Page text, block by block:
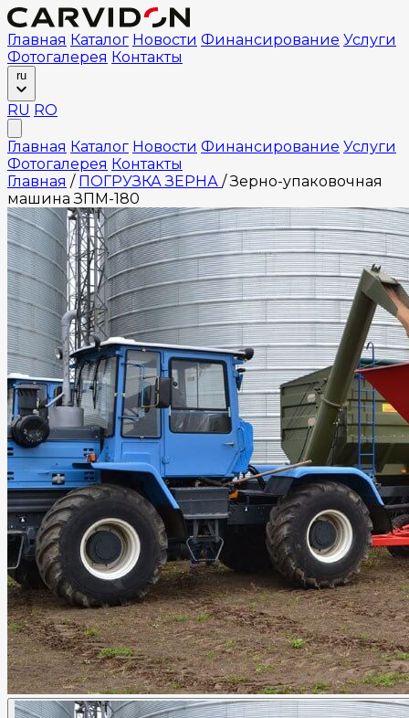
Главная Каталог Новости Финансирование Услуги
Фотогалерея Контакты
ru
RU RO
Главная Каталог Новости Финансирование Услуги
Фотогалерея Контакты
Главная / ПОГРУЗКА ЗЕРНА / Зерно-упаковочная
машина ЗПМ-180